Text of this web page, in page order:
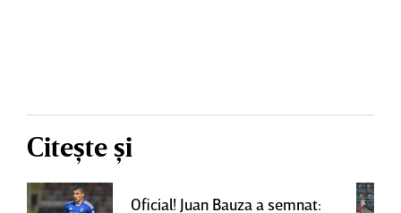
Citește și
Oficial! Juan Bauza a semnat: